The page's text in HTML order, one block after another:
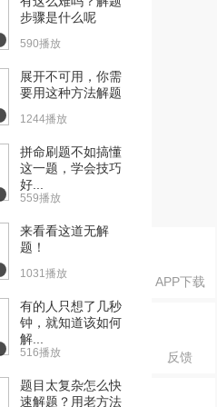
APP下载
反馈
步骤是什么呢
590播放
展开不可用，你需
要用这种方法解题
1244播放
拼命刷题不如搞懂
这一题，学会技巧
好...
559播放
来看看这道无解
题！
1031播放
有的人只想了几秒
钟，就知道该如何
解...
516播放
题目太复杂怎么快
速解题？用老方法